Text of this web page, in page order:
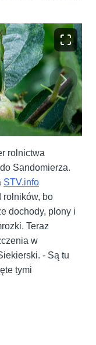
rolnictwa
Sandomierza.
STV.info
rolników, bo
dochody, plony i
Teraz
w
- Są tu
tymi